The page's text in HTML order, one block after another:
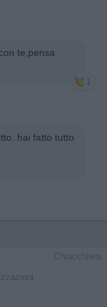
te,pensa
1
fatto tutto
Chiacchiera